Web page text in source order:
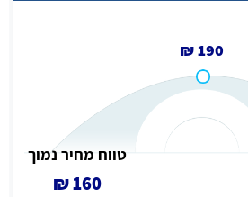
190 ₪
טווח מחיר נמוך
160 ₪